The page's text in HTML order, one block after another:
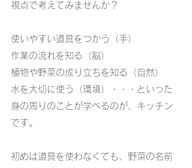
視点で考えてみませんか？
使いやすい道具をつかう（手）
作業の流れを知る（脳）
植物や野菜の成り立ちを知る（自然）
水を大切に使う（環境）・・・といった
身の周りのことが学べるのが、キッチン
です。
初めは道具を使わなくても、野菜の名前